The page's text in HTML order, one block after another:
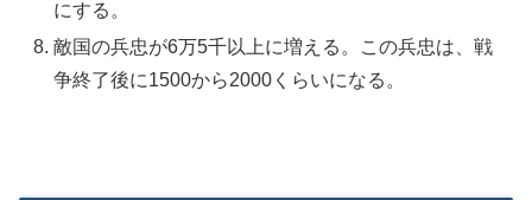
にする。
敵国の兵忠が6万5千以上に増える。この兵忠は、戦
争終了後に1500から2000くらいになる。